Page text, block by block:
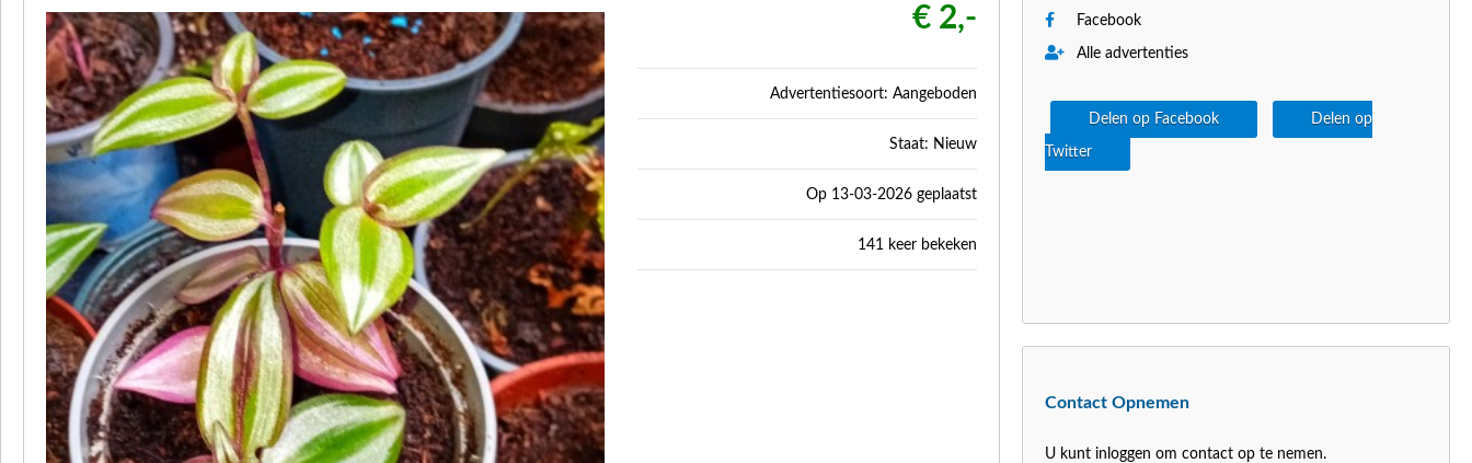
€ 2,-
Advertentiesoort: Aangeboden
Staat: Nieuw
Op 13-03-2026 geplaatst
141 keer bekeken
Facebook
Alle advertenties
Delen op Facebook Delen op
Twitter
Contact Opnemen
U kunt inloggen om contact op te nemen.